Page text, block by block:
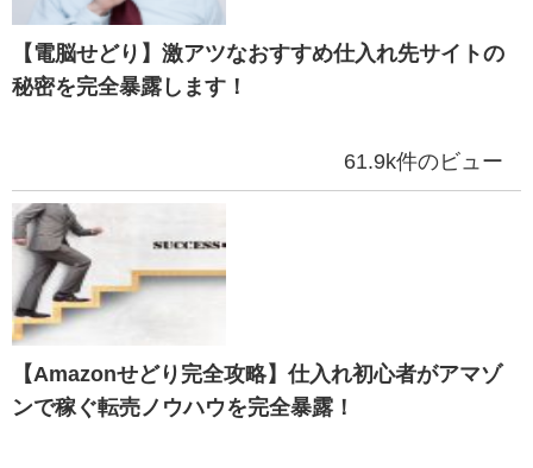
【電脳せどり】激アツなおすすめ仕入れ先サイトの
秘密を完全暴露します！
61.9k件のビュー
【Amazonせどり完全攻略】仕入れ初心者がアマゾ
ンで稼ぐ転売ノウハウを完全暴露！